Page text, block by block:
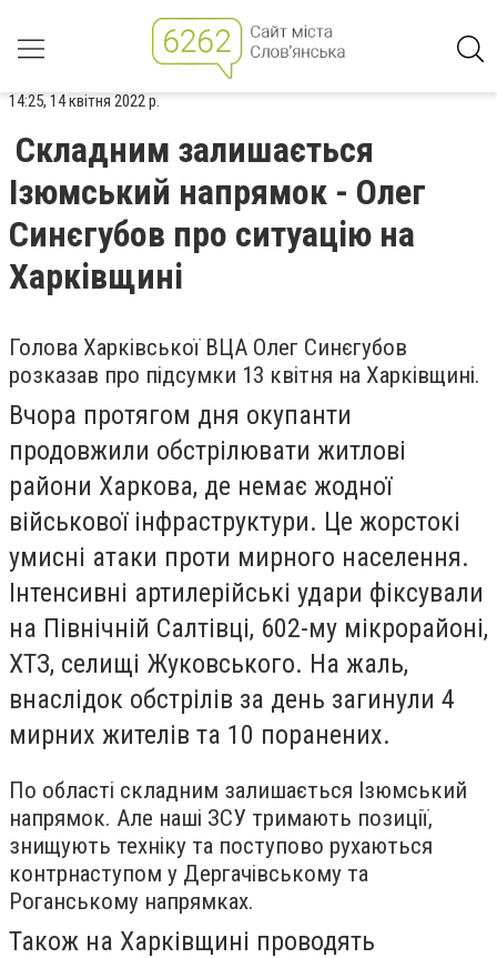
14:25, 14 квітня 2022 р.
Складним залишається
Ізюмський напрямок - Олег
Синєгубов про ситуацію на
Харківщині
Голова Харківської ВЦА Олег Синєгубов
розказав про підсумки 13 квітня на Харківщині.
Вчора протягом дня окупанти
продовжили обстрілювати житлові
райони Харкова, де немає жодної
військової інфраструктури. Це жорстокі
умисні атаки проти мирного населення.
Інтенсивні артилерійські удари фіксували
на Північній Салтівці, 602-му мікрорайоні,
ХТЗ, селищі Жуковського. На жаль,
внаслідок обстрілів за день загинули 4
мирних жителів та 10 поранених.
По області складним залишається Ізюмський
напрямок. Але наші ЗСУ тримають позиції,
знищують техніку та поступово рухаються
контрнаступом у Дергачівському та
Роганському напрямках.
Також на Харківщині проводять